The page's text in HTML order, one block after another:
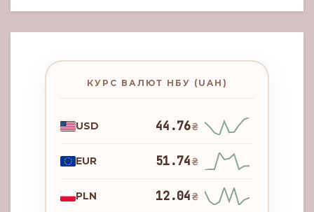
КУРС ВАЛЮТ НБУ (UAH)
USD 44.76₴
EUR 51.74₴
PLN 12.04₴